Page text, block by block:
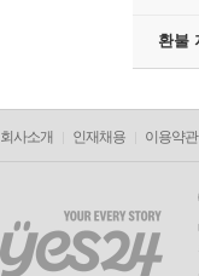
환불
회사소개 인재채용 이용약관